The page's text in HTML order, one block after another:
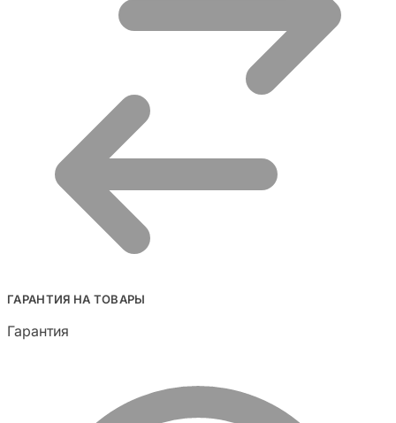
ГАРАНТИЯ НА ТОВАРЫ
Гарантия